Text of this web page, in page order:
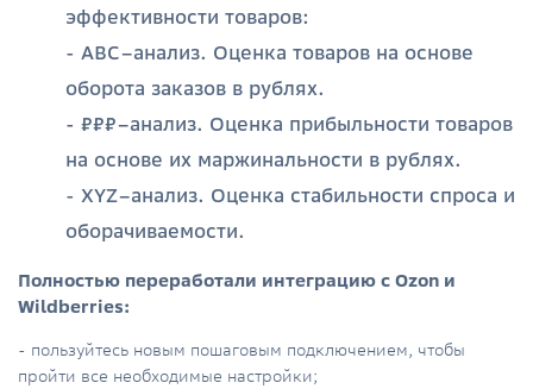
эффективности товаров:
- ABC–анализ. Оценка товаров на основе
оборота заказов в рублях.
- ₽₽₽–анализ. Оценка прибыльности товаров
на основе их маржинальности в рублях.
- XYZ–анализ. Оценка стабильности спроса и
оборачиваемости.
Полностью переработали интеграцию с Ozon и
Wildberries:
- пользуйтесь новым пошаговым подключением, чтобы
пройти все необходимые настройки;